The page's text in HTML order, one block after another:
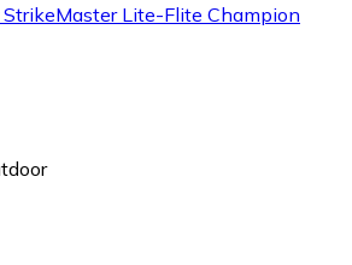
StrikeMaster Lite-Flite Champion